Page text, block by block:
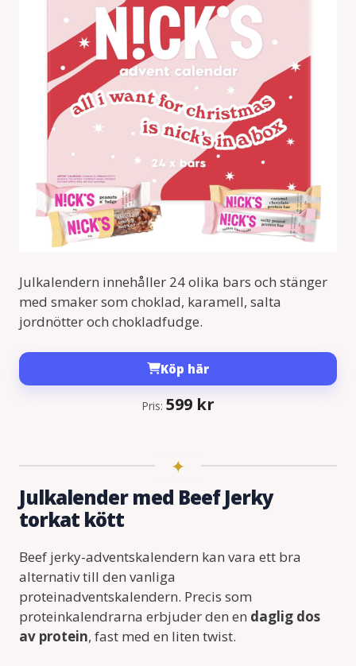
Julkalendern innehåller 24 olika bars och stänger
med smaker som choklad, karamell, salta
jordnötter och chokladfudge.
Köp här
Pris: 599 kr
Julkalender med Beef Jerky
torkat kött
Beef jerky-adventskalendern kan vara ett bra
alternativ till den vanliga
proteinadventskalendern. Precis som
proteinkalendrarna erbjuder den en daglig dos
av protein, fast med en liten twist.